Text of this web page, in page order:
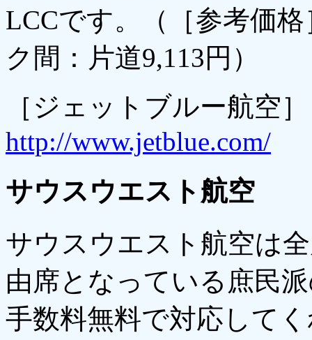
LCCです。（［参考価
ク間：片道9,113円）
［ジェットブルー航空］
http://www.jetblue.com/
サウスウエスト航空
サウスウエスト航空は
由席となっている庶民
手数料無料で対応して